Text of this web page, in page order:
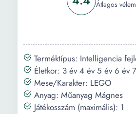
készség
Szín:
Piros Zöld
Narancssárga
Hosszúság:
55 mm
Átlagos
Terméktípus: Intelligencia
Életkor: 3 év 4 év 5 év 6 év
Mese/Karakter: LEGO
Anyag: Műanyag Mágnes
Játékosszám (maximális): 1